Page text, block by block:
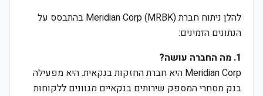
להלן ניתוח חברת Meridian Corp (MRBK) בהתבסס על
הנתונים הזמינים:
1. מה החברה עושה?
Meridian Corp היא חברת החזקות בנקאית. היא מפעילה
בנק מסחרי המספק שירותים בנקאיים מגוונים ללקוחות